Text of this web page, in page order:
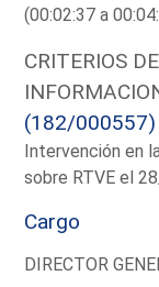
(00:02:37 a
CRITERIOS
(182/000557)
Intervención en
sobre RTVE el
Cargo
DIRECTOR